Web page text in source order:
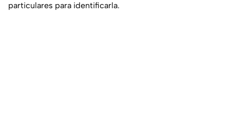
particulares para identificarla.